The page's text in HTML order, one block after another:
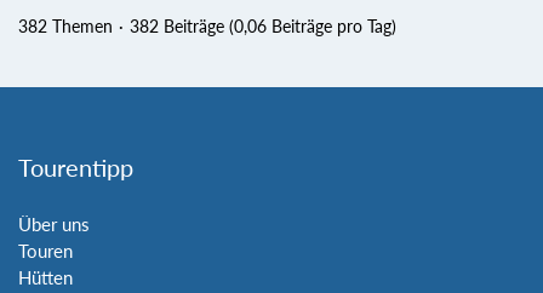
382 Themen 382 Beiträge (0,06 Beiträge pro Tag)
Tourentipp
Über uns
Touren
Hütten